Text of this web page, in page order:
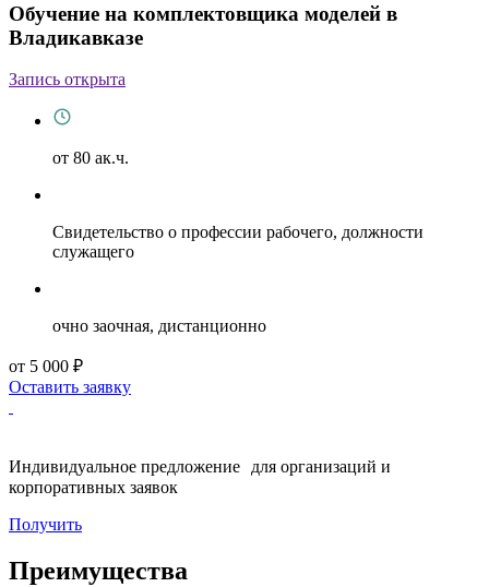
Обучение на комплектовщика моделей в
Владикавказе
Запись открыта
от 80 ак.ч.
Свидетельство о профессии рабочего, должности
служащего
очно заочная, дистанционно
от 5 000 ₽
Оставить заявку
Индивидуальное предложение для организаций и
корпоративных заявок
Получить
Преимущества